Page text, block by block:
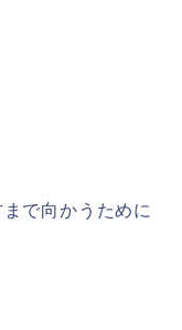
で向かうために